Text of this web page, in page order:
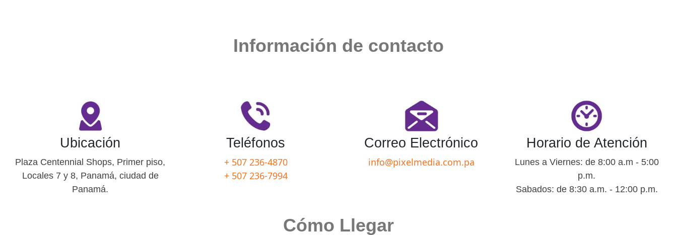
Información de contacto
Ubicación
Plaza Centennial Shops, Primer piso,
Locales 7 y 8, Panamá, ciudad de
Panamá.
Teléfonos
+ 507 236-4870
+ 507 236-7994
Correo Electrónico
info@pixelmedia.com.pa
Horario de Atención
Lunes a Viernes: de 8:00 a.m - 5:00
p.m.
Sabados: de 8:30 a.m. - 12:00 p.m.
Cómo Llegar